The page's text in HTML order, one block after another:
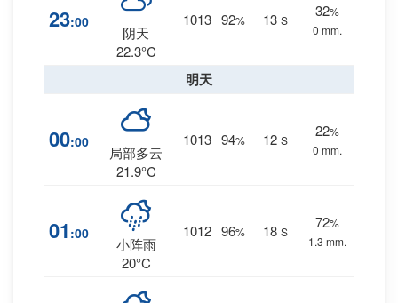
23:00
阴天
22.3°C
1013 92% 13 S
32%
0 mm.
明天
00:00
局部多云
21.9°C
1013 94% 12 S
22%
0 mm.
01 :00
小阵雨
20°C
1012 96% 18 S
72%
1.3 mm.